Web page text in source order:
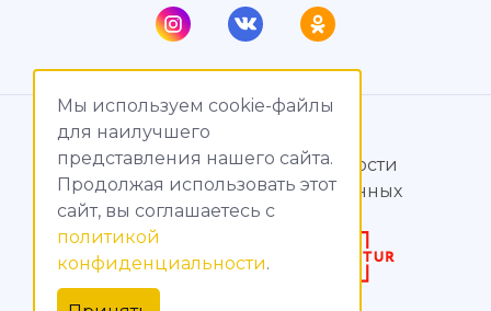
Мы используем cookie-файлы
для наилучшего
представления нашего сайта.
Продолжая использовать этот
сайт, вы соглашаетесь c
политикой
конфиденциальности.
© МагияТока, 2015 – 2026
Политика конфиденциальности
Обработка персональных данных
Создание сайтов
Продвижение сайтов